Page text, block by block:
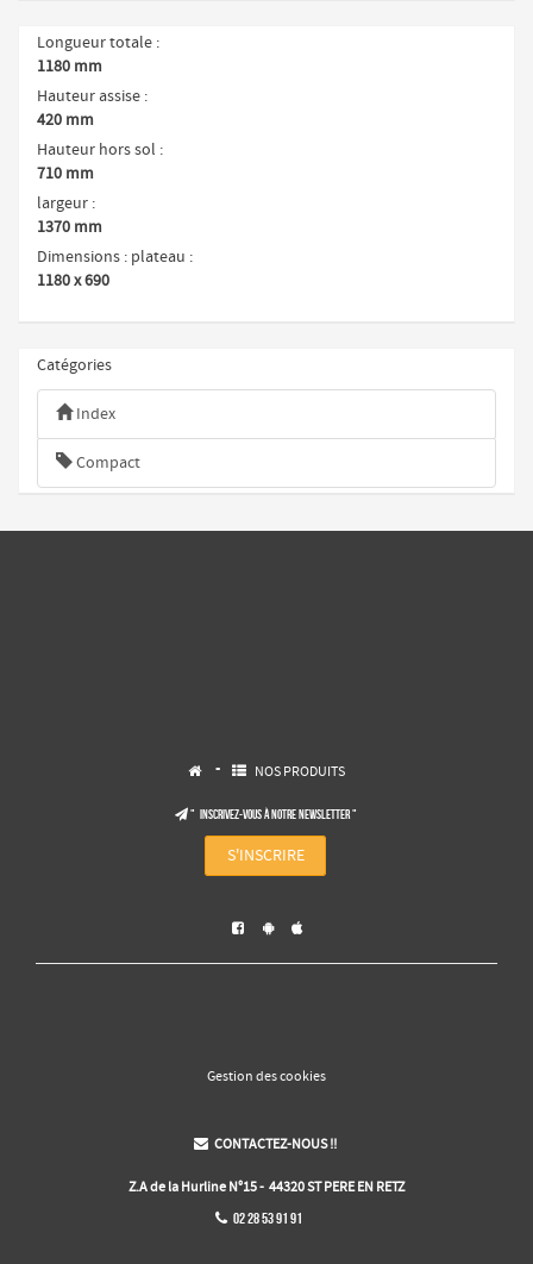
Longueur totale
1180 mm
Hauteur assise
420 mm
Hauteur hors sol
710 mm
largeur
1370 mm
Dimensions : plateau
1180 x 690
Catégories
Index
Compact
 -  NOS PRODUITS
" Inscrivez-vous à notre NEWSLETTER "
S'INSCRIRE
  
Gestion des cookies
 CONTACTEZ-NOUS !!
Z.A de la Hurline N°15 - 44320 ST PERE EN RETZ
 02 28 53 91 91